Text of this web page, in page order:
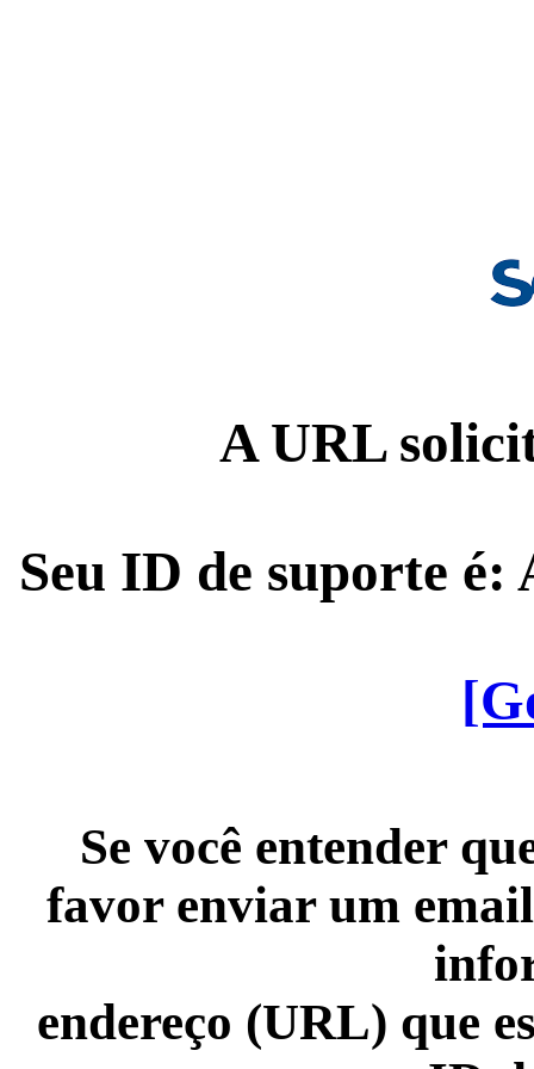
A URL
Seu ID de suporte é:
Se você entender
favor enviar um
endereço (URL) que